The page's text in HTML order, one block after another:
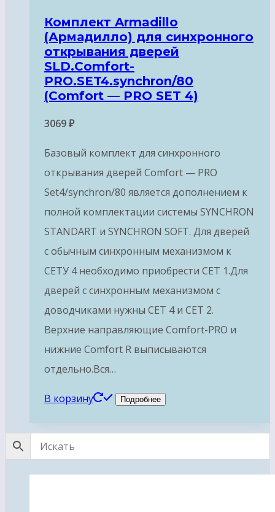
Комплект Armadillo
(Армадилло) для синхронного
открывания дверей
SLD.Comfort-
PRO.SET4.synchron/80
(Comfort — PRO SET 4)
3069₽
Базовый комплект для синхронного
открывания дверей Comfort — PRO
Set4/synchron/80 является дополнением к
полной комплектации системы SYNCHRON
STANDART и SYNCHRON SOFT. Для дверей
с обычным синхронным механизмом к
СЕТУ 4 необходимо приобрести СЕТ 1.Для
дверей с синхронным механизмом с
доводчиками нужны СЕТ 4 и СЕТ 2.
Верхние направляющие Comfort-PRO и
нижние Comfort R выписываются
отдельно.Вся…
В корзину Подробнее